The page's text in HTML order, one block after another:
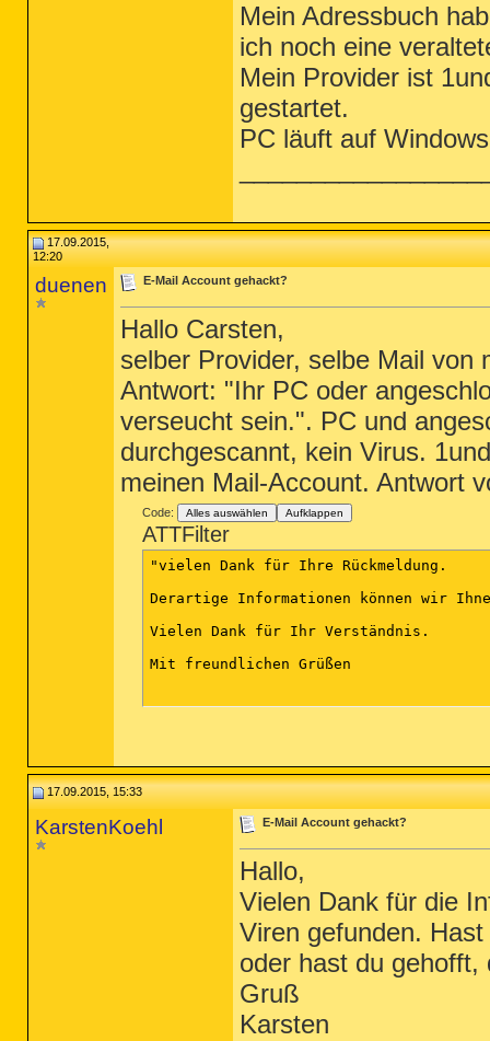
Mein Adressbuch
ich noch eine
Mein Provider ist
gestartet.
PC läuft auf
17.09.2015,
12:20
duenen E-Mail Account gehackt?
Hallo Carsten,
selber Provider, selbe Mail von
Antwort: "Ihr PC oder
verseucht sein.". PC und
durchgescannt, kein Virus.
meinen Mail-Account. Antwort
Code: Alles auswählen Aufklappen
ATTFilter
"vielen Dank für Ihre Rückmeldung.
Derartige Informationen können wir
Vielen Dank für Ihr Verständnis.
Mit freundlichen Grüßen
17.09.2015, 15:33
KarstenKoehl E-Mail Account gehackt?
Hallo,
Vielen Dank für die
Viren gefunden.
oder hast du
Gruß
Karsten